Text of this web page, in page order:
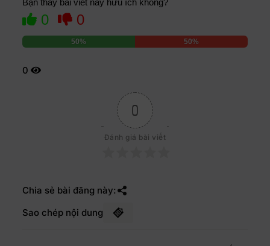
Bạn thấy bài viết này hữu ích không?
0 0
50% 50%
0
0
Đánh giá bài viết
Chia sẻ bài đăng này:
Sao chép nội dung